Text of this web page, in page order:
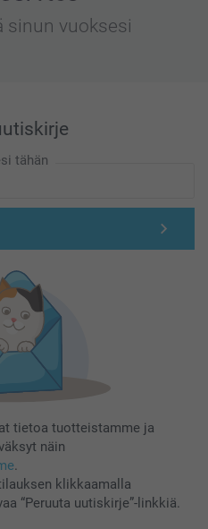
sinun vuoksesi
tähän
tietoa tuotteistamme ja
näin
.
klikkaamalla
“Peruuta uutiskirje”-linkkiä.